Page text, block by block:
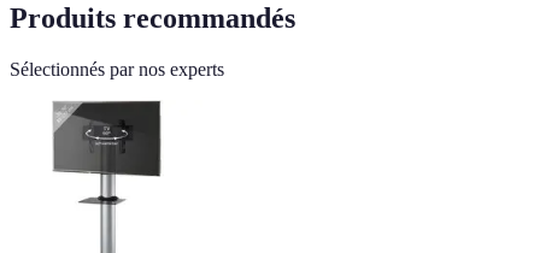
Produits recommandés
Sélectionnés par nos experts